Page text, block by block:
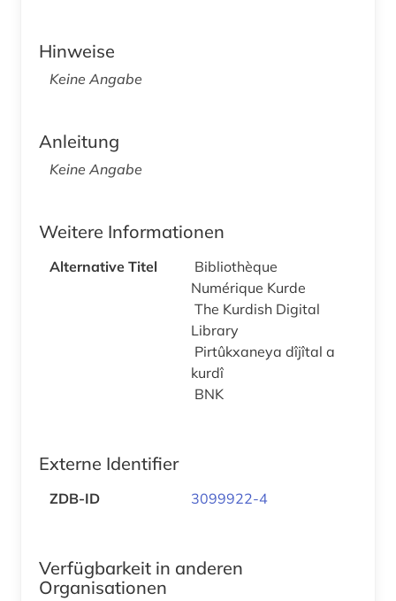
Hinweise
Keine Angabe
Anleitung
Keine Angabe
Weitere Informationen
Alternative Titel
Bibliothèque
Numérique Kurde
The Kurdish Digital
Library
Pirtûkxaneya dîjîtal a
kurdî
BNK
Externe Identifier
ZDB-ID 3099922-4
Verfügbarkeit in anderen
Organisationen